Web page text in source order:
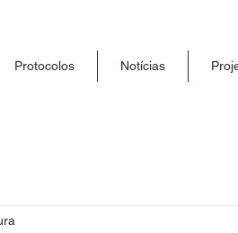
Protocolos Notícias